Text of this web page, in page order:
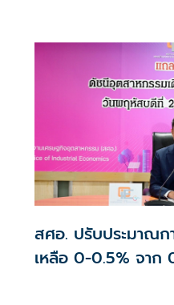
สศอ. ปรับประมาณ
เหลือ 0-0.5% จาก